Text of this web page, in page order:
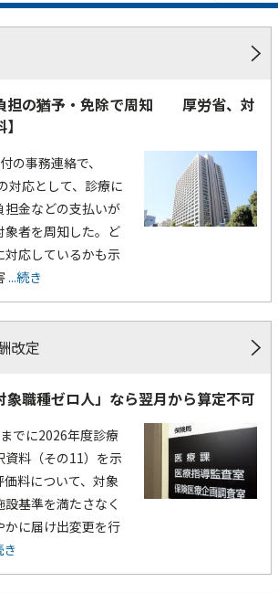
担の猶予・免除で周知 厚労省、対
の事務連絡で、
対応として、診療に
金などの支払いが
者を周知した。ど
対応しているかも示
...続き
改定
象職種ゼロ人」なら翌月から算定不可
でに2026年度診療
資料（その11）を示
価料について、対象
基準を満たさなく
かに届け出変更を行
き